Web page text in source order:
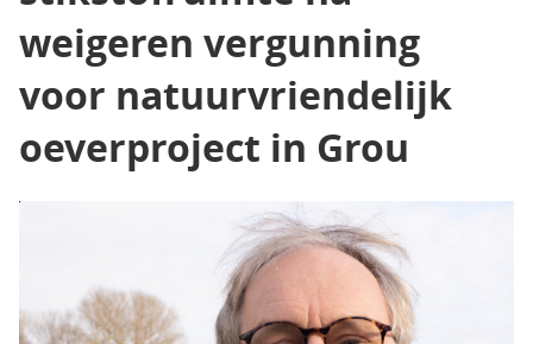
weigeren vergunning
voor natuurvriendelijk
oeverproject in Grou